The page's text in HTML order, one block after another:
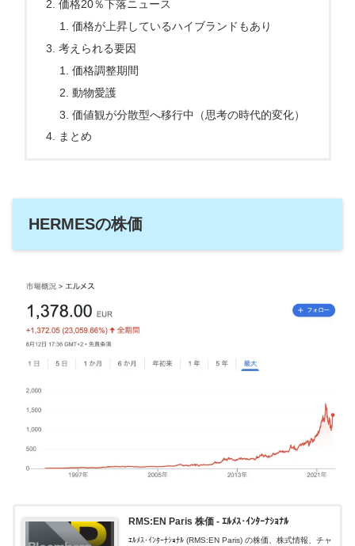
価格20％下落ニュース
価格が上昇しているハイブランドもあり
考えられる要因
価格調整期間
動物愛護
価値観が分散型へ移行中（思考の時代的変化）
まとめ
HERMESの株価
RMS:EN Paris 株価 - ｴﾙﾒｽ･ｲﾝﾀｰﾅｼｮﾅﾙ
ｴﾙﾒｽ･ｲﾝﾀｰﾅｼｮﾅﾙ (RMS:EN Paris) の株価、株式情報、チャ